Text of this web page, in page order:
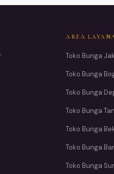
AREA
Toko Bunga
Toko Bunga
Toko Bunga
Toko Bunga
Toko Bunga
Toko Bunga
Toko Bunga